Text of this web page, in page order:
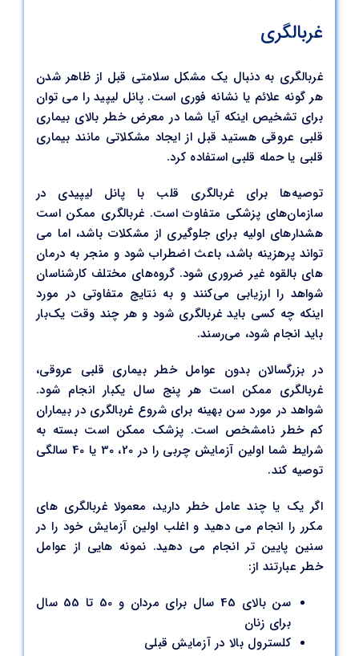
غربالگری
غربالگری به دنبال یک مشکل سلامتی قبل از ظاهر شدن
هر گونه علائم یا نشانه فوری است. پانل لیپید را می توان
برای تشخیص اینکه آیا شما در معرض خطر بالای بیماری
قلبی عروقی هستید قبل از ایجاد مشکلاتی مانند بیماری
قلبی یا حمله قلبی استفاده کرد.
توصیه‌ها برای غربالگری قلب با پانل لیپیدی در
سازمان‌های پزشکی متفاوت است. غربالگری ممکن است
هشدارهای اولیه برای جلوگیری از مشکلات باشد، اما می
تواند پرهزینه باشد، باعث اضطراب شود و منجر به درمان
های بالقوه غیر ضروری شود. گروه‌های مختلف کارشناسان
شواهد را ارزیابی می‌کنند و به نتایج متفاوتی در مورد
اینکه چه کسی باید غربالگری شود و هر چند وقت یک‌بار
باید انجام شود، می‌رسند.
در بزرگسالان بدون عوامل خطر بیماری قلبی عروقی،
غربالگری ممکن است هر پنج سال یکبار انجام شود.
شواهد در مورد سن بهینه برای شروع غربالگری در بیماران
کم خطر نامشخص است. پزشک ممکن است بسته به
شرایط شما اولین آزمایش چربی را در 20، 30 یا 40 سالگی
توصیه کند.
اگر یک یا چند عامل خطر دارید، معمولا غربالگری های
مکرر را انجام می دهید و اغلب اولین آزمایش خود را در
سنین پایین تر انجام می دهید. نمونه هایی از عوامل
خطر عبارتند از:
سن بالای 45 سال برای مردان و 50 تا 55 سال
برای زنان
کلسترول بالا در آزمایش قبلی